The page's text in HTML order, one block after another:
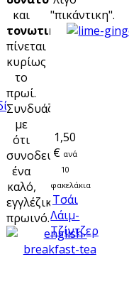
και
τονωτικό
πίνεται
κυρίως
το
πρωί.
Συνδυάζεται
με
ότι
συνοδεύει
ένα
καλό,
εγγλέζικο
πρωινό.
"πικάντικη".
1,50
€ ανά
10
φακελάκια
Τσάι
Λάιμ-
Τζίντζερ